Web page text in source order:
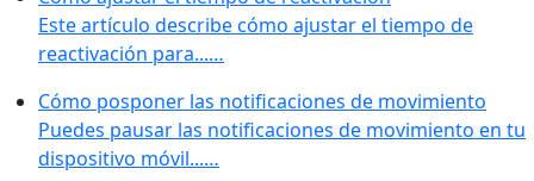
Este artículo describe cómo ajustar el tiempo de
reactivación para...…
Cómo posponer las notificaciones de movimiento
Puedes pausar las notificaciones de movimiento en tu
dispositivo móvil...…